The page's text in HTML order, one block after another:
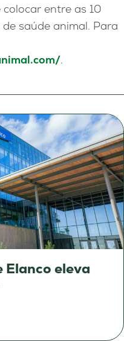
entre as 10
saúde animal. Para
.
Elanco eleva